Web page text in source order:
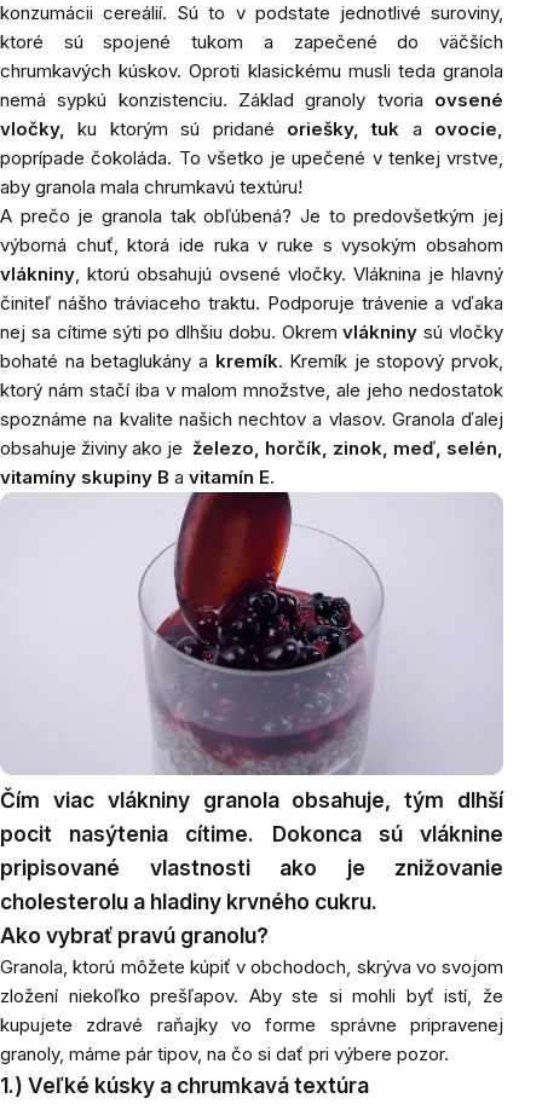
konzumácii cereálií. Sú to v podstate jednotlivé suroviny,
ktoré sú spojené tukom a zapečené do väčších
chrumkavých kúskov. Oproti klasickému musli teda granola
nemá sypkú konzistenciu. Základ granoly tvoria ovsené
vločky, ku ktorým sú pridané oriešky, tuk a ovocie,
poprípade čokoláda. To všetko je upečené v tenkej vrstve,
aby granola mala chrumkavú textúru!
A prečo je granola tak obľúbená? Je to predovšetkým jej
výborná chuť, ktorá ide ruka v ruke s vysokým obsahom
vlákniny, ktorú obsahujú ovsené vločky. Vláknina je hlavný
činiteľ nášho tráviaceho traktu. Podporuje trávenie a vďaka
nej sa cítime sýti po dlhšiu dobu. Okrem vlákniny sú vločky
bohaté na betaglukány a kremík. Kremík je stopový prvok,
ktorý nám stačí iba v malom množstve, ale jeho nedostatok
spoznáme na kvalite našich nechtov a vlasov. Granola ďalej
obsahuje živiny ako je železo, horčík, zinok, meď, selén,
vitamíny skupiny B a vitamín E.
Čím viac vlákniny granola obsahuje, tým dlhší
pocit nasýtenia cítime. Dokonca sú vláknine
pripisované vlastnosti ako je znižovanie
cholesterolu a hladiny krvného cukru.
Ako vybrať pravú granolu?
Granola,ktorú môžete kúpiť v obchodoch, skrýva vo svojom
zložení niekoľko prešľapov. Aby ste si mohli byť istí, že
kupujete zdravé raňajky vo forme správne pripravenej
granoly, máme pár tipov, na čo si dať pri výbere pozor.
1.) Veľké kúsky a chrumkavá textúra